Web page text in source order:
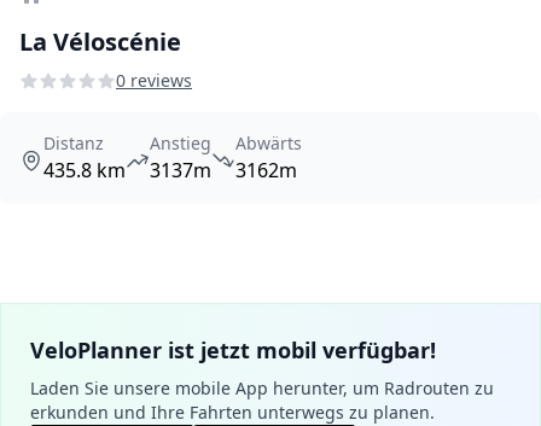
La Véloscénie
0 reviews
Distanz
435.8 km
Anstieg
3137m
Abwärts
3162m
VeloPlanner ist jetzt mobil verfügbar!
Laden Sie unsere mobile App herunter, um Radrouten zu
erkunden und Ihre Fahrten unterwegs zu planen.